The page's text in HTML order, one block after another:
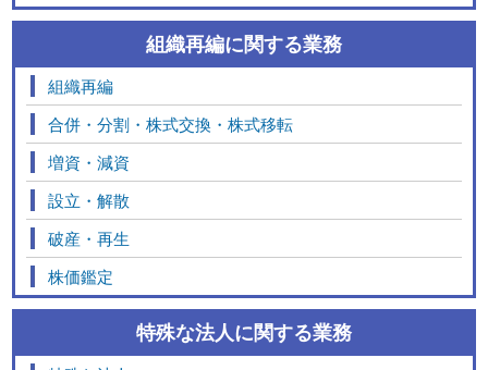
組織再編に関する業務
組織再編
合併・分割・株式交換・株式移転
増資・減資
設立・解散
破産・再生
株価鑑定
特殊な法人に関する業務